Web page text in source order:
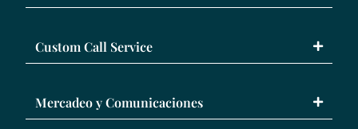
Custom Call Service
Mercadeo y Comunicaciones